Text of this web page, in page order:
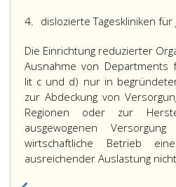
4. dislozierte Tageskliniken
Die Einrichtung reduzierter
Ausnahme von Departments
lit c und d) nur in
zur Abdeckung von
Regionen oder zur
ausgewogenen
wirtschaftliche Betrieb
ausreichender Auslastung